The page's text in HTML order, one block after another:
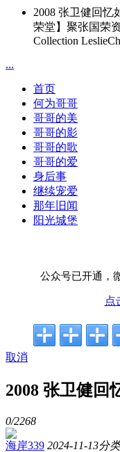
2008 张卫健回忆
荣堂】聚张国荣
Collection
...
首页
何为哥哥
哥哥的美
哥哥的影
哥哥的歌
哥哥的爱
身后事
继续宠爱
那年旧闻
阳光城堡
公众号已开通，
点
取消
2008 张卫健回
0/2268
海岸339 2024-11-13分